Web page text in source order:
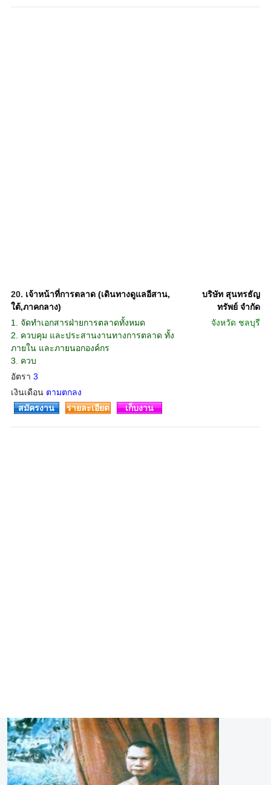
20. เจ้าหน้าที่การตลาด (เดินทางดูแลอีสาน,
ใต้,ภาคกลาง)
1. จัดทำเอกสารฝ่ายการตลาดทั้งหมด
2. ควบคุม และประสานงานทางการตลาด ทั้ง
ภายใน และภายนอกองค์กร
3. ควบ
อัตรา 3
เงินเดือน ตามตกลง
บริษัท สุนทรธัญ
ทรัพย์ จำกัด
จังหวัด ชลบุรี
สมัครงาน รายละเอียด เก็บงาน